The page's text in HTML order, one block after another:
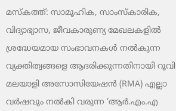
മസ്കത്ത്: സാമൂഹിക, സാംസ്‌കാരിക,
വിദ്യാഭ്യാസ, ജീവകാരുണ്യ മേഖലകളിൽ
ശ്രദ്ധേയമായ സംഭാവനകൾ നൽകുന്ന
വ്യക്തിത്വങ്ങളെ ആദരിക്കുന്നതിനായി റൂവി
മലയാളി അസോസിയേഷൻ (RMA) എല്ലാ
വർഷവും നൽകി വരുന്ന ‘ആർ.എം.എ